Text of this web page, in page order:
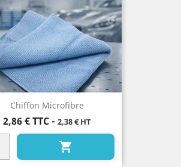
Chiffon Microfibre
Prix
2,86 € TTC- 2,38 € HT
